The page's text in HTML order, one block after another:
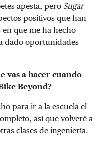
apesta, pero Sugar
positivos que han
que me ha hecho
dado oportunidades
vas a hacer cuando
Beyond?
para ir a la escuela el
así que volveré a
clases de ingeniería.